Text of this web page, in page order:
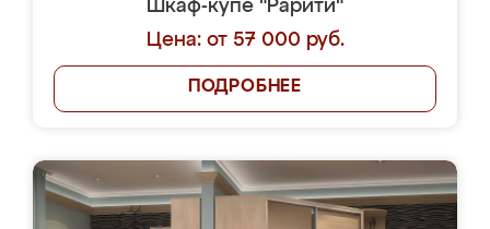
Шкаф-купе "Рарити"
Цена: от 57 000 руб.
ПОДРОБНЕЕ